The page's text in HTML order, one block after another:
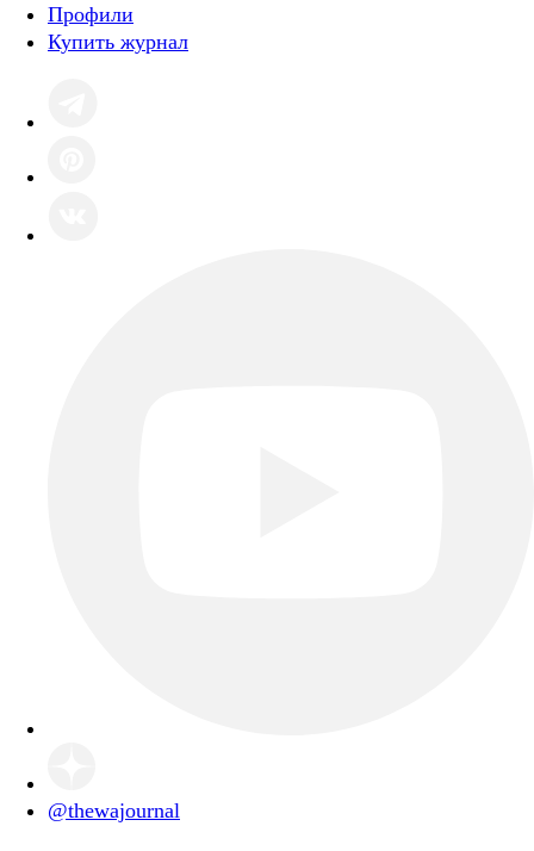
Профили
Купить журнал
@thewajournal